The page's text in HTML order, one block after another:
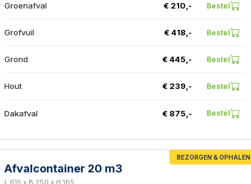
Groenafval € 210,- Bestel
Grofvuil € 418,- Bestel
Grond € 445,- Bestel
Hout € 239,- Bestel
Dakafval € 875,- Bestel
BEZORGEN & OPHALEN
Afvalcontainer 20 m3
L 615 x B 250 x H 165